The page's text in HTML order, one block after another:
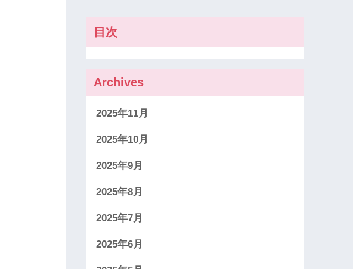
目次
Archives
2025年11月
2025年10月
2025年9月
2025年8月
2025年7月
2025年6月